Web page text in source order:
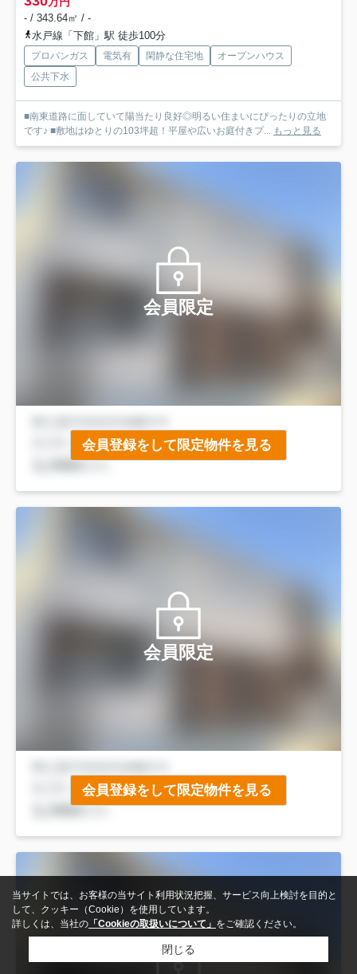
- / 343.64㎡ / -
水戸線「下館」駅 徒歩100分
プロパンガス 電気有 閑静な住宅地
オープンハウス
公共下水
■南東道路に面していて陽当たり良好◎明るい住まいにぴったりの立地
です♪ ■敷地はゆとりの103坪超！平屋や広いお庭付きプ...
もっと見る
会員限定
会員登録をして限定物件を見る
会員限定
会員登録をして限定物件を見る
当サイトでは、お客様の当サイト利用状況把握、サービス向上検討を目的と
して、クッキー（Cookie）を使用しています。
詳しくは、当社の 「Cookieの取扱いについて」 をご確認ください。
閉じる